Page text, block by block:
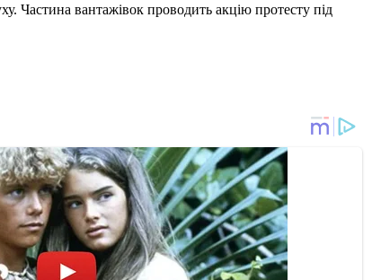
Частина вантажівок проводить акцію протесту під